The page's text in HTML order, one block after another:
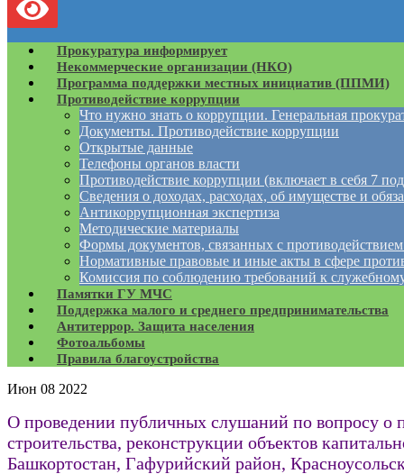
Прокуратура информирует
Некоммерческие организации (НКО)
Программа поддержки местных инициатив (ППМИ)
Противодействие коррупции
Что нужно знать о коррупции. Генеральная
Документы. Противодействие коррупции
Открытые данные
Телефоны органов власти
Противодействие коррупции (включает в себя 7
Сведения о доходах, расходах, об имуществе и
Антикоррупционная экспертиза
Методические материалы
Формы документов, связанных с
Нормативные правовые и иные акты в сфере
Комиссия по соблюдению требований к
Памятки ГУ МЧС
Поддержка малого и среднего предпринимательства
Антитеррор. Защита населения
Фотоальбомы
Правила благоустройства
Июн 08 2022
О проведении публичных слушаний по вопросу о
строительства, реконструкции объектов
Башкортостан, Гафурийский район,